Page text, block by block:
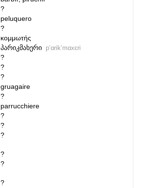
?
peluquero
?
κομμωτής
პარიკმახერი pʼɑrikʼmɑxɛri
?
?
?
gruagaire
?
parrucchiere
?
?
?
?
?
?